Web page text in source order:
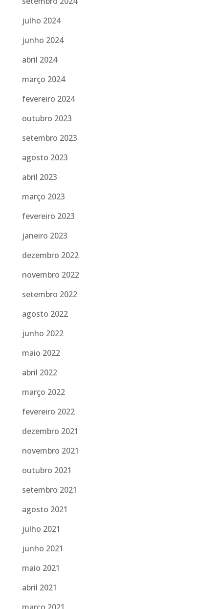
julho 2024
junho 2024
abril 2024
março 2024
fevereiro 2024
outubro 2023
setembro 2023
agosto 2023
abril 2023
março 2023
fevereiro 2023
janeiro 2023
dezembro 2022
novembro 2022
setembro 2022
agosto 2022
junho 2022
maio 2022
abril 2022
março 2022
fevereiro 2022
dezembro 2021
novembro 2021
outubro 2021
setembro 2021
agosto 2021
julho 2021
junho 2021
maio 2021
abril 2021